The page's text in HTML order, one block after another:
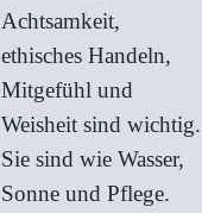
Achtsamkeit,
ethisches Handeln,
Mitgefühl und
Weisheit sind wichtig.
Sie sind wie Wasser,
Sonne und Pflege.